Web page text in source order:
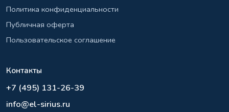
Политика конфиденциальности
Публичная оферта
Пользовательское соглашение
Контакты
+7 (495) 131-26-39
info@el-sirius.ru